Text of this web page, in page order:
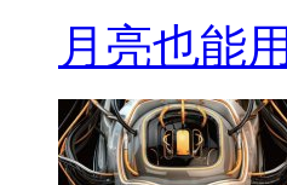
月亮也能